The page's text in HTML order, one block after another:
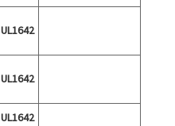
UL1642
UL1642
UL1642